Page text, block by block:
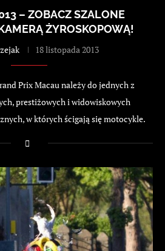
– ZOBACZ SZALONE
ŻYROSKOPOWĄ!
18 listopada 2013
Prix Macau należy do jednych z
prestiżowych i widowiskowych
w których ścigają się motocykle.